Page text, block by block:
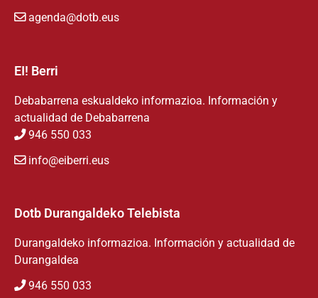
agenda@dotb.eus
EI! Berri
Debabarrena eskualdeko informazioa. Información y
actualidad de Debabarrena
946 550 033
info@eiberri.eus
Dotb Durangaldeko Telebista
Durangaldeko informazioa. Información y actualidad de
Durangaldea
946 550 033